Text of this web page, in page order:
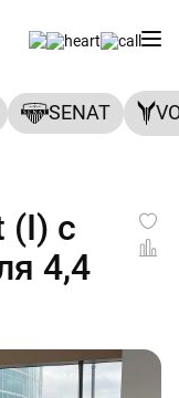
SENAT
(I) с
4,4